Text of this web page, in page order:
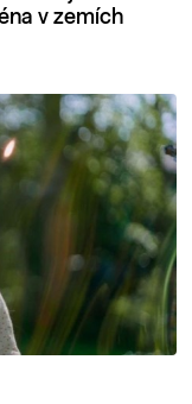
v zemích